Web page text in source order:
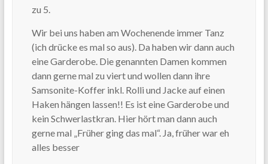
zu 5.
Wir bei uns haben am Wochenende immer Tanz
(ich drücke es mal so aus). Da haben wir dann auch
eine Garderobe. Die genannten Damen kommen
dann gerne mal zu viert und wollen dann ihre
Samsonite-Koffer inkl. Rolli und Jacke auf einen
Haken hängen lassen!! Es ist eine Garderobe und
kein Schwerlastkran. Hier hört man dann auch
gerne mal „Früher ging das mal“. Ja, früher war eh
alles besser